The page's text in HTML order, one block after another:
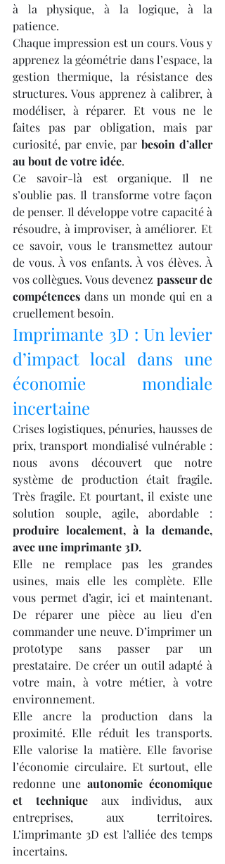
à la physique, à la logique, à la
patience.
Chaque impression est un cours. Vous y
apprenez la géométrie dans l’espace, la
gestion thermique, la résistance des
structures. Vous apprenez à calibrer, à
modéliser, à réparer. Et vous ne le
faites pas par obligation, mais par
curiosité, par envie, par besoin d’aller
au bout de votre idée.
Ce savoir-là est organique. Il ne
s’oublie pas. Il transforme votre façon
de penser. Il développe votre capacité à
résoudre, à improviser, à améliorer. Et
ce savoir, vous le transmettez autour
de vous. À vos enfants. À vos élèves. À
vos collègues. Vous devenez passeur de
compétences dans un monde qui en a
cruellement besoin.
Imprimante 3D : Un levier
d’impact local dans une
économie mondiale
incertaine
Crises logistiques, pénuries, hausses de
prix, transport mondialisé vulnérable :
nous avons découvert que notre
système de production était fragile.
Très fragile. Et pourtant, il existe une
produire localement, à la demande,
avec une imprimante 3D.
Elle ne remplace pas les grandes
usines, mais elle les complète. Elle
vous permet d’agir, ici et maintenant.
De réparer une pièce au lieu d’en
commander une neuve. D’imprimer un
prototype sans passer par un
prestataire. De créer un outil adapté à
votre main, à votre métier, à votre
environnement.
Elle ancre la production dans la
proximité. Elle réduit les transports.
Elle valorise la matière. Elle favorise
l’économie circulaire. Et surtout, elle
redonne une autonomie économique
et technique aux individus, aux
entreprises, aux territoires.
L’imprimante 3D est l’alliée des temps
incertains.